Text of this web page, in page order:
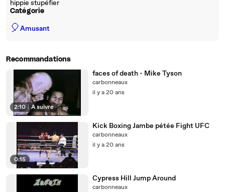
hippie stupéfier
Catégorie
🎈Amusant
Recommandations
2:10 | À suivre
faces of death - Mike Tyson
carbonneaux
il y a 20 ans
0:15
Kick Boxing Jambe pétée Fight UFC
carbonneaux
il y a 20 ans
Cypress Hill Jump Around
carbonneaux